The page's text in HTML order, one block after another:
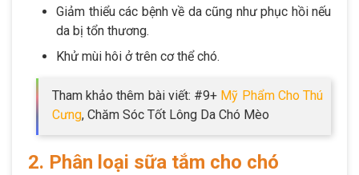
Giảm thiểu các bệnh về da cũng như phục hồi nếu
da bị tổn thương.
Khử mùi hôi ở trên cơ thể chó.
Tham khảo thêm bài viết: #9+ Mỹ Phẩm Cho Thú
Cưng, Chăm Sóc Tốt Lông Da Chó Mèo
2. Phân loại sữa tắm cho chó